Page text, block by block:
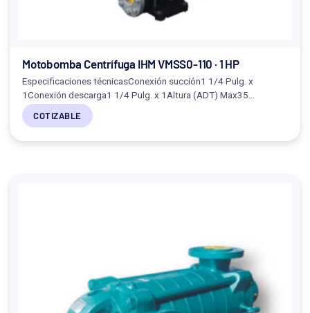
Motobomba Centrífuga IHM VMSS0-110 · 1 HP
Especificaciones técnicasConexión succión1 1/4 Pulg. x
1Conexión descarga1 1/4 Pulg. x 1Altura (ADT) Max35…
COTIZABLE